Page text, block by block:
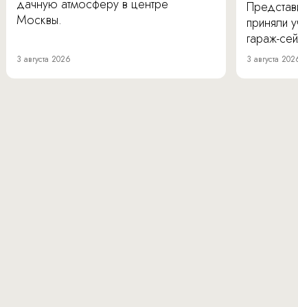
дачную атмосферу в центре
Москвы.
3 августа 2026
приняли
гараж-
3 августа